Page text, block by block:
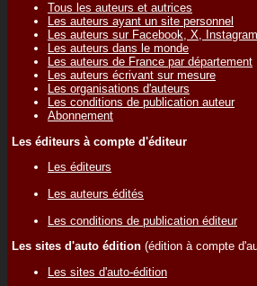
Tous les auteurs et autrices
Les auteurs ayant un site personnel
Les auteurs sur Facebook, X, Instagram
Les auteurs dans le monde
Les auteurs de France par département
Les auteurs écrivant sur mesure
Les organisations d'auteurs
Les conditions de publication auteur
Abonnement
Les éditeurs à compte d'éditeur
Les éditeurs
Les auteurs édités
Les conditions de publication éditeur
Les sites d'auto édition (édition à compte
Les sites d'auto-édition